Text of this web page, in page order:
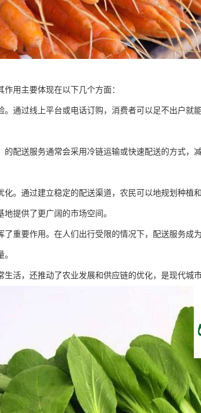
用主要体现在以下几个方面：
通过线上平台或电话订购，消费者可以足不出户就
配送服务通常会采用冷链运输或快速配送的方式，
。通过建立稳定的配送渠道，农民可以地规划种植
提供了更广阔的市场空间。
重要作用。在人们出行受限的情况下，配送服务成
活，还推动了农业发展和供应链的优化，是现代城